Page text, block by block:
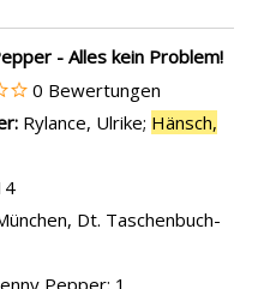
- Alles kein Problem!
0 Bewertungen
Rylance, Ulrike; Hänsch,
Dt. Taschenbuch-